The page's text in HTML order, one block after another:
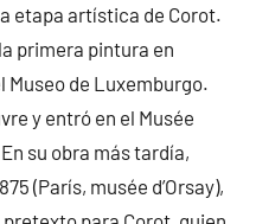
etapa artística de Corot.
primera pintura en
Museo de Luxemburgo.
y entró en el Musée
su obra más tardía,
(París, musée d’Orsay),